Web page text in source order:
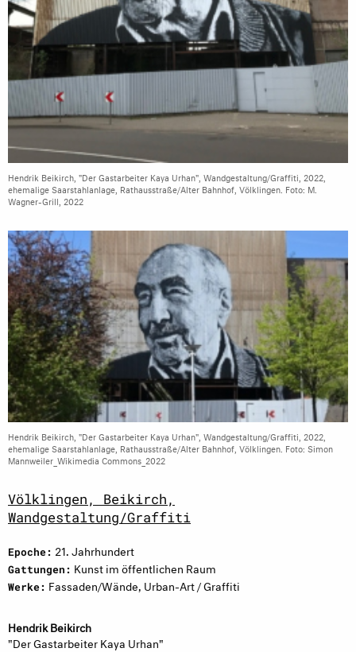
Hendrik Beikirch, "Der Gastarbeiter Kaya Urhan", Wandgestaltung/Graffiti, 2022,
ehemalige Saarstahlanlage, Rathausstraße/Alter Bahnhof, Völklingen. Foto: M.
Wagner-Grill, 2022
Hendrik Beikirch, "Der Gastarbeiter Kaya Urhan", Wandgestaltung/Graffiti, 2022,
ehemalige Saarstahlanlage, Rathausstraße/Alter Bahnhof, Völklingen. Foto: Simon
Mannweiler_Wikimedia Commons_2022
Völklingen, Beikirch,
Wandgestaltung/Graffiti
Epoche: 21. Jahrhundert
Gattungen: Kunst im öffentlichen Raum
Werke: Fassaden/Wände, Urban-Art / Graffiti
Hendrik Beikirch
"Der Gastarbeiter Kaya Urhan"